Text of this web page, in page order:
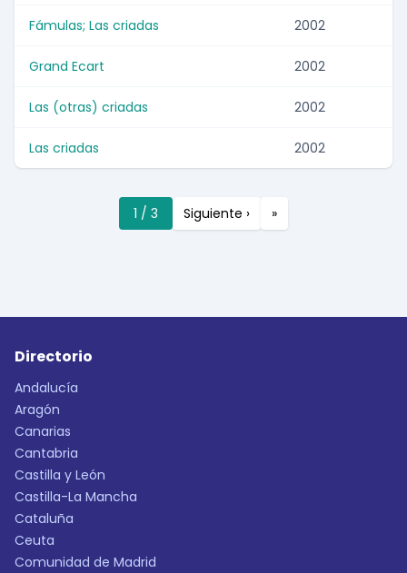
Fámulas; Las criadas 2002
Grand Ecart 2002
Las (otras) criadas 2002
Las criadas 2002
1 / 3 Siguiente › »
Directorio
Andalucía
Aragón
Canarias
Cantabria
Castilla y León
Castilla-La Mancha
Cataluña
Ceuta
Comunidad de Madrid